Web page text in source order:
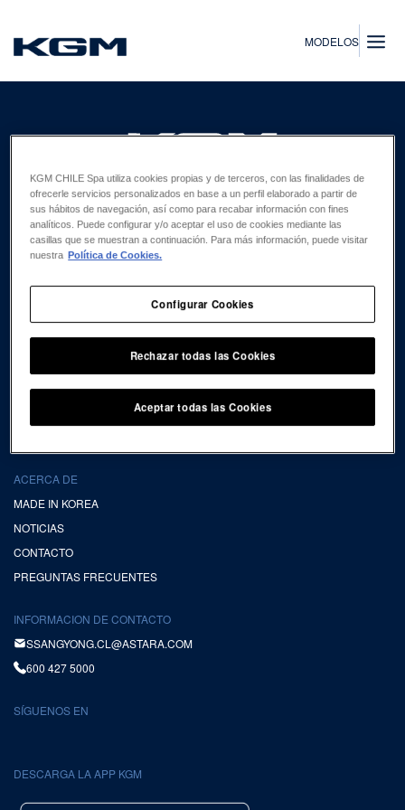
SsangYongMODELOS
EXPLORA
FLOTAS
CONCESIONARIOS
ACCESORIOS
AGENDAR MANTENCIÓN
CAMPAÑAS DE PREVENCIÓN
ACERCA DE
MADE IN KOREA
NOTICIAS
CONTACTO
PREGUNTAS FRECUENTES
INFORMACION DE CONTACTO
SSANGYONG.CL@ASTARA.COM
600 427 5000
SÍGUENOS EN
DESCARGA LA APP KGM
KGM CHILE Spa utiliza cookies propias y de terceros, con las finalidades de
ofrecerle servicios personalizados en base a un perfil elaborado a partir de
sus hábitos de navegación, así como para recabar información con fines
analíticos. Puede configurar y/o aceptar el uso de cookies mediante las
casillas que se muestran a continuación. Para más información, puede visitar
nuestra Política de Cookies.
Configurar Cookies
Rechazar todas las Cookies
Aceptar todas las Cookies